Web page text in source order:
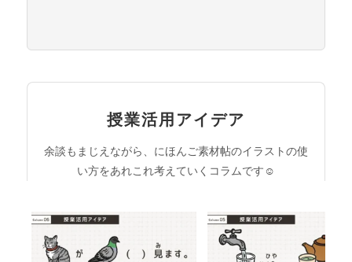
授業活用アイデア
余談もまじえながら、にほんご素材帖のイラストの使
い方をあれこれ考えていくコラムです☺︎